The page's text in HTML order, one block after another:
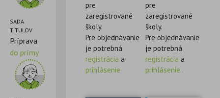
SADA
TITULOV
Príprava
do prímy
pre
zaregistrované
školy.
Pre objednávanie
je potrebná
registrácia a
prihlásenie.
pre
zaregistrované
školy.
Pre objednávanie
je potrebná
registrácia a
prihlásenie.